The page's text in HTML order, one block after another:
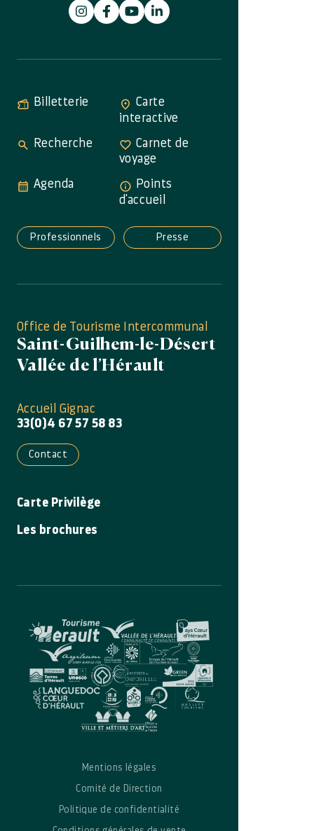
Billetterie
Carte
interactive
Recherche
Carnet de
voyage
Agenda
Points
d'accueil
Professionnels Presse
Office de Tourisme Intercommunal
Saint-Guilhem-le-Désert
Vallée de l’Hérault
Accueil Gignac
33(0)4 67 57 58 83
Contact
Carte Privilège
Les brochures
Mentions légales
Comité de Direction
Politique de confidentialité